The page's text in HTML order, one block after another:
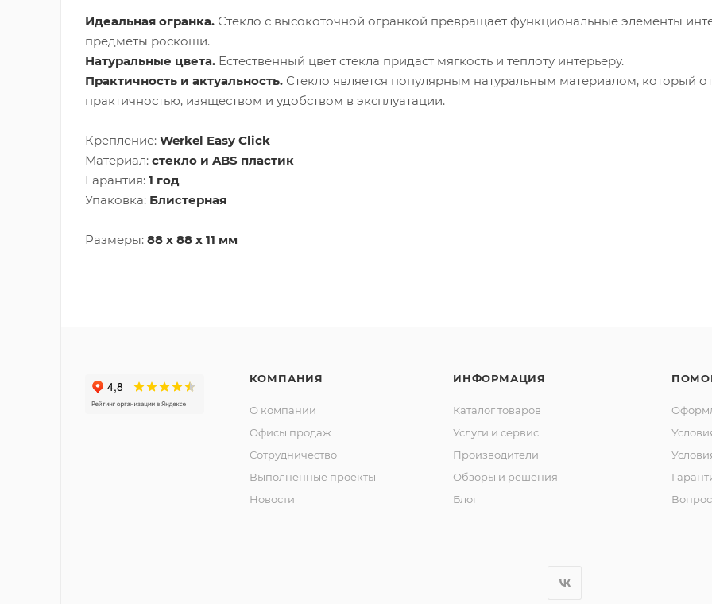
Идеальная огранка. Стекло с высокоточной огранкой превращает функциональные элементы
предметы роскоши.
Натуральные цвета. Естественный цвет стекла придаст мягкость и теплоту интерьеру.
Практичность и актуальность. Стекло является популярным натуральным материалом, который
практичностью, изяществом и удобством в эксплуатации.
Крепление: Werkel Easy Click
Материал: стекло и ABS пластик
Гарантия: 1 год
Упаковка: Блистерная
Размеры: 88 х 88 х 11 мм
КОМПАНИЯ
О компании
Офисы продаж
Сотрудничество
Выполненные проекты
Новости
ИНФОРМАЦИЯ
Каталог товаров
Услуги и сервис
Производители
Обзоры и решения
Блог